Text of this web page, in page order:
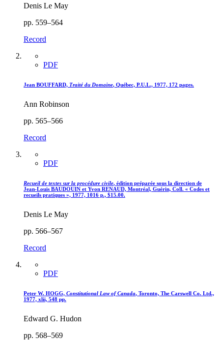
Denis Le May
pp. 559–564
Record
PDF
Jean BOUFFARD, Traité du Domaine, Québec, P.U.L., 1977, 172 pages.
Ann Robinson
pp. 565–566
Record
PDF
Recueil de textes sur la procédure civile, édition préparée sous la direction de
Jean-Louis BAUDOUIN et Yvon RENAUD, Montréal, Guérin, Coll. « Codes et
recueils pratiques », 1977, 1016 p., $15.00.
Denis Le May
pp. 566–567
Record
PDF
Peter W. HOGG, Constitutional Law of Canada, Toronto, The Carswell Co. Ltd.,
1977, xlii, 548 pp.
Edward G. Hudon
pp. 568–569